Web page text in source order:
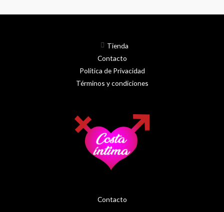
Contacto
Tienda
Contacto
Política de Privacidad
Términos y condiciones